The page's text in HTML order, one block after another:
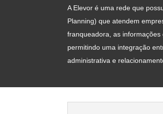
A Elevor é uma rede que
Planning) que atendem
franqueadora, as
permitindo uma integração
administrativa e